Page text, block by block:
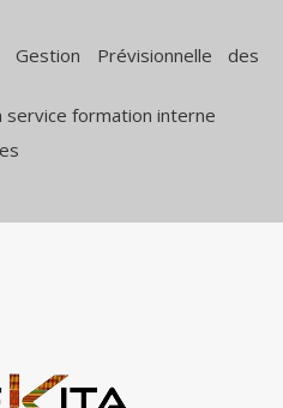
Prévisionnelle des
service formation interne